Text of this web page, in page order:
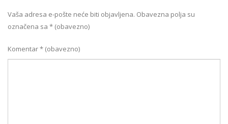
Vaša adresa e-pošte neće biti objavljena. Obavezna polja su
označena sa * (obavezno)
Komentar* (obavezno)